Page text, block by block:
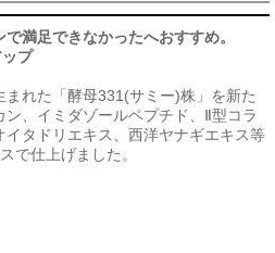
満足できなかったへおすすめ。
プ
れた「酵母331(サミー)株」を新た
、イミダゾールペプチド、Ⅱ型コラ
タドリエキス、西洋ヤナギエキス等
で仕上げました。